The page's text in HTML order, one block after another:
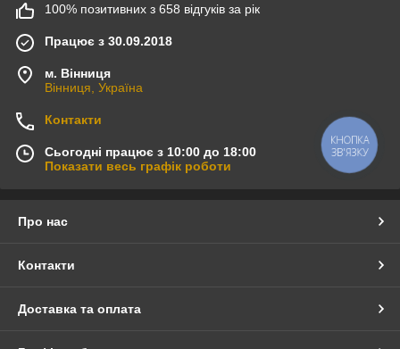
100% позитивних з 658 відгуків за рік
Працює з 30.09.2018
м. Вінниця
Вінниця, Україна
Контакти
Сьогодні працює з 10:00 до 18:00
Показати весь графік роботи
Про нас
Контакти
Доставка та оплата
КНОПКА
ЗВ'ЯЗКУ